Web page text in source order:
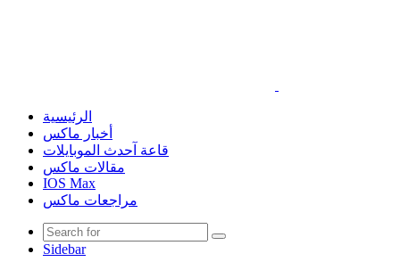
الرئيسية
أخبار ماكس
قاعة آحدث الموبايلات
مقالات ماكس
IOS Max
مراجعات ماكس
Sidebar